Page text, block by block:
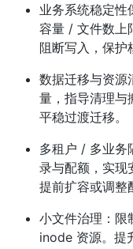
业务系统稳定性
容量 / 文件数上
阻断写入，保护
数据迁移与资源
量，指导清理与
平稳过渡迁移。
多租户 / 多业务
录与配额，实现
提前扩容或调整
小文件治理：限
inode 资源。提